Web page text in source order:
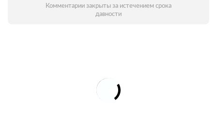
Комментарии закрыты за истечением срока
давности